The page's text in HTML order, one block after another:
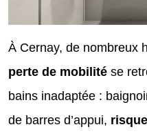
À Cernay, de nombreux
perte de mobilité se
bains inadaptée :
de barres d’appui,